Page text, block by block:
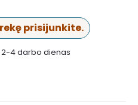
prisijunkite.
4 darbo dienas